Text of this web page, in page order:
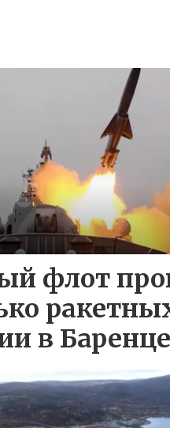
флот
в